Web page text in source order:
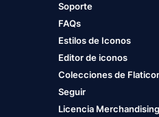
Soporte
FAQs
Estilos de Iconos
Editor de iconos
Colecciones de
Seguir
Licencia Merchandising